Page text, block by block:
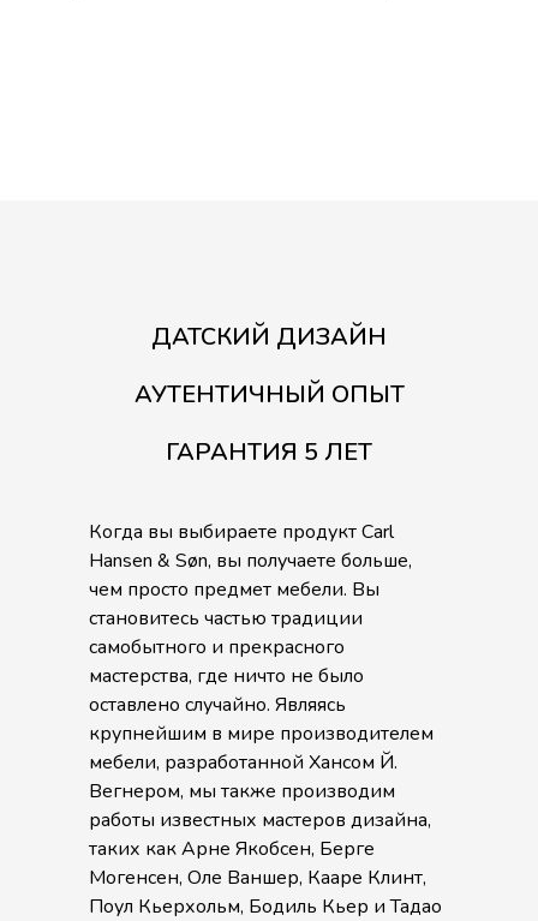
ДАТСКИЙ ДИЗАЙН
АУТЕНТИЧНЫЙ ОПЫТ
ГАРАНТИЯ 5 ЛЕТ
Когда вы выбираете продукт Carl
Hansen & Søn, вы получаете больше,
чем просто предмет мебели. Вы
становитесь частью традиции
самобытного и прекрасного
мастерства, где ничто не было
оставлено случайно. Являясь
крупнейшим в мире производителем
мебели, разработанной Хансом Й.
Вегнером, мы также производим
работы известных мастеров дизайна,
таких как Арне Якобсен, Берге
Могенсен, Оле Ваншер, Кааре Клинт,
Поул Кьерхольм, Бодиль Кьер и Тадао